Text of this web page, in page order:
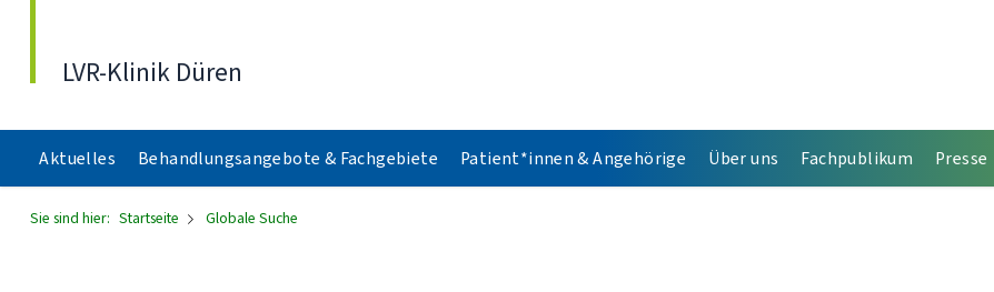
LVR-Klinik Düren
Aktuelles Behandlungsangebote & Fachgebiete Patient*innen & Angehörige Über uns Fachpublikum Presse
Sie sind hier: Startseite Globale Suche